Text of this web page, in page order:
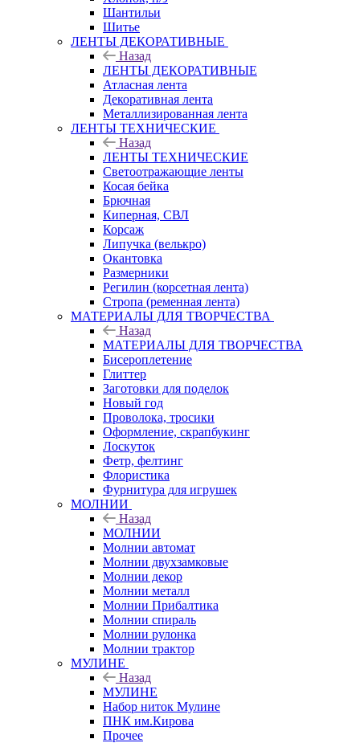
Шантильи
Шитье
ЛЕНТЫ ДЕКОРАТИВНЫЕ
Назад
ЛЕНТЫ ДЕКОРАТИВНЫЕ
Атласная лента
Декоративная лента
Металлизированная лента
ЛЕНТЫ ТЕХНИЧЕСКИЕ
Назад
ЛЕНТЫ ТЕХНИЧЕСКИЕ
Светоотражающие ленты
Косая бейка
Брючная
Киперная, СВЛ
Корсаж
Липучка (велькро)
Окантовка
Размерники
Регилин (корсетная лента)
Стропа (ременная лента)
МАТЕРИАЛЫ ДЛЯ ТВОРЧЕСТВА
Назад
МАТЕРИАЛЫ ДЛЯ ТВОРЧЕСТВА
Бисероплетение
Глиттер
Заготовки для поделок
Новый год
Проволока, тросики
Оформление, скрапбукинг
Лоскуток
Фетр, фелтинг
Флористика
Фурнитура для игрушек
МОЛНИИ
Назад
МОЛНИИ
Молнии автомат
Молнии двухзамковые
Молнии декор
Молнии металл
Молнии Прибалтика
Молнии спираль
Молнии рулонка
Молнии трактор
МУЛИНЕ
Назад
МУЛИНЕ
Набор ниток Мулине
ПНК им.Кирова
Прочее